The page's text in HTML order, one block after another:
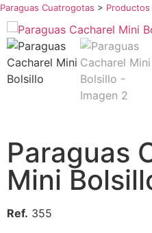
Paraguas Cuatrogotas > Productos
Paraguas
Mini
Ref. 355